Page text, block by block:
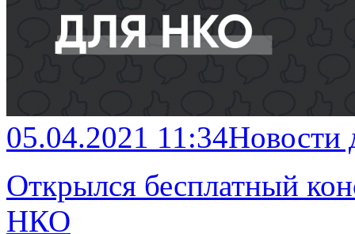
05.04.2021 11:34
Открылся бесплатный
НКО